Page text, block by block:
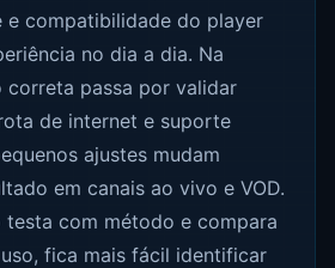
e compatibilidade do player
no dia a dia. Na
correta passa por validar
de internet e suporte
ajustes mudam
em canais ao vivo e VOD.
testa com método e compara
fica mais fácil identificar